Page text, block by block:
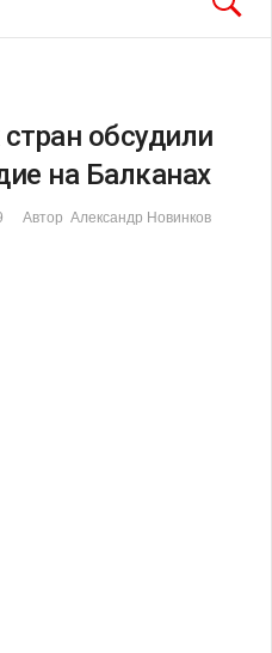
обсудили
на Балканах
Автор Александр Новинков